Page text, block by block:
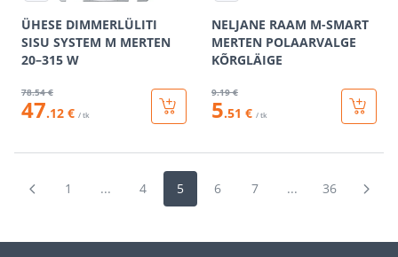
ÜHESE DIMMERLÜLITI
SISU SYSTEM M MERTEN
20–315 W
78.54 €
47.12 € / tk
NELJANE RAAM M-SMART
MERTEN POLAARVALGE
KÕRGLÄIGE
9.19 €
5.51 € / tk
1 ... 4 5 6 7 ... 36